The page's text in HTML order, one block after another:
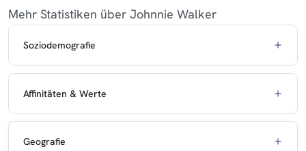
Mehr Statistiken über Johnnie Walker
Soziodemografie
Affinitäten & Werte
Geografie